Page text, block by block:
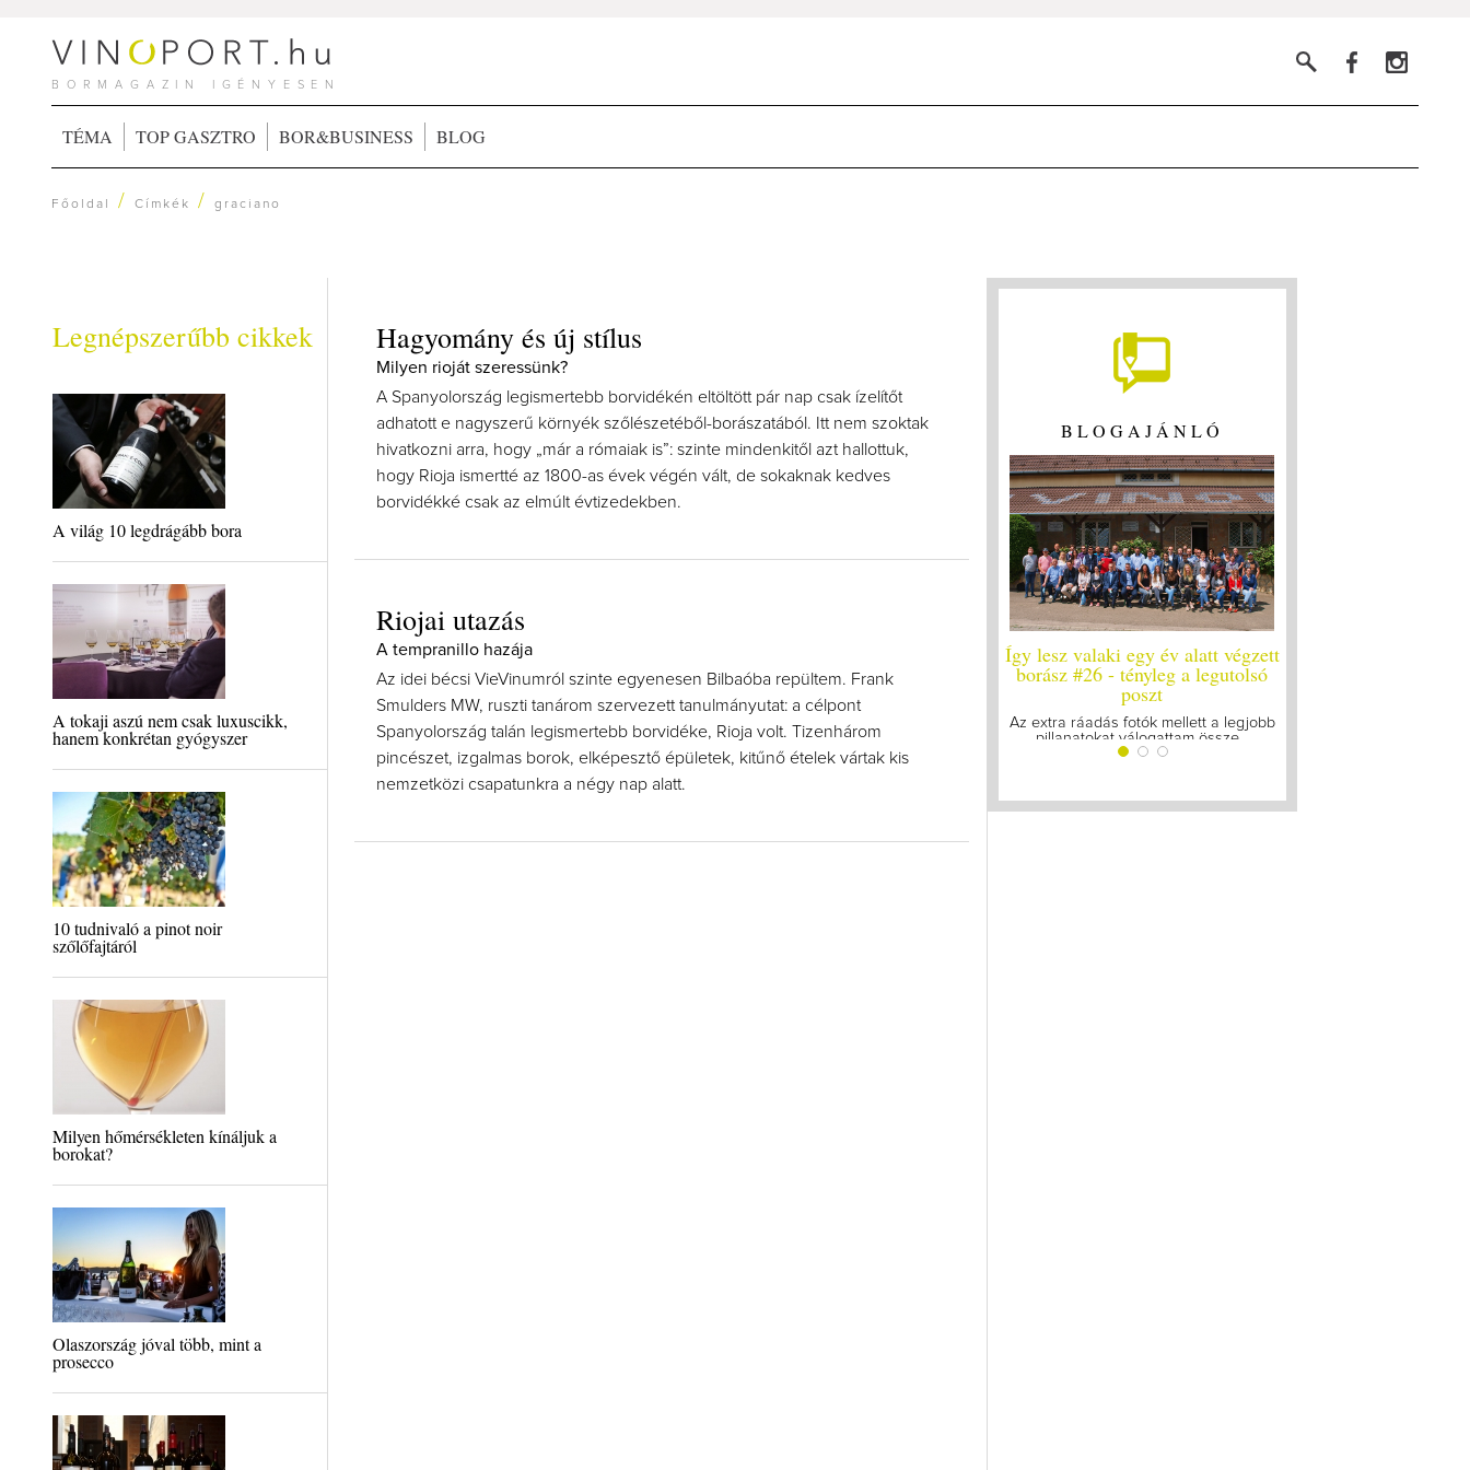
BORMAGAZIN IGÉNYESEN
TÉMA TOP GASZTRO BOR&BUSINESS BLOG
Főoldal /Címkék /graciano
Legnépszerűbb cikkek
A világ 10 legdrágább bora
A tokaji aszú nem csak luxuscikk,
hanem konkrétan gyógyszer
10 tudnivaló a pinot noir
szőlőfajtáról
Milyen hőmérsékleten kínáljuk a
borokat?
Olaszország jóval több, mint a
prosecco
Hagyomány és új stílus
Milyen rioját szeressünk?
A Spanyolország legismertebb borvidékén eltöltött pár nap csak ízelítőt
adhatott e nagyszerű környék szőlészetéből-borászatából. Itt nem szoktak
hivatkozni arra, hogy „már a rómaiak is”: szinte mindenkitől azt hallottuk,
hogy Rioja ismertté az 1800-as évek végén vált, de sokaknak kedves
borvidékké csak az elmúlt évtizedekben.
Riojai utazás
A tempranillo hazája
Az idei bécsi VieVinumról szinte egyenesen Bilbaóba repültem. Frank
Smulders MW, ruszti tanárom szervezett tanulmányutat: a célpont
Spanyolország talán legismertebb borvidéke, Rioja volt. Tizenhárom
pincészet, izgalmas borok, elképesztő épületek, kitűnő ételek vártak kis
nemzetközi csapatunkra a négy nap alatt.
BLOGAJÁNLÓ
Így lesz valaki egy év alatt végzett
borász #26 - tényleg a legutolsó
poszt
Az extra ráadás fotók mellett a legjobb
pillanatokat válogattam össze...